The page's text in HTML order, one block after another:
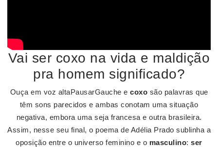
Vai ser coxo na vida e maldição
pra homem significado?
Ouça em voz altaPausarGauche e coxo são palavras que
têm sons parecidos e ambas conotam uma situação
negativa, embora uma seja francesa e outra brasileira.
Assim, nesse seu final, o poema de Adélia Prado sublinha a
oposição entre o universo feminino e o masculino:ser